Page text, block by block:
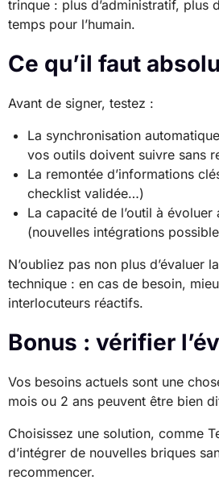
trinque : plus d’administratif, plus
temps pour l’humain.
Ce qu’il faut
Avant de signer, testez :
La synchronisation
vos outils doivent suivre sans
La remontée d’informations
checklist validée…)
La capacité de l’outil à
(nouvelles intégrations
N’oubliez pas non plus d’évaluer
technique : en cas de besoin,
interlocuteurs réactifs.
Bonus : vérifier
Vos besoins actuels sont une
mois ou 2 ans peuvent être bien
Choisissez une solution, comme
d’intégrer de nouvelles briques
recommencer.